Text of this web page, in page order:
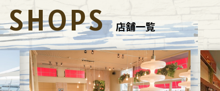
SHOPS 店舗一覧